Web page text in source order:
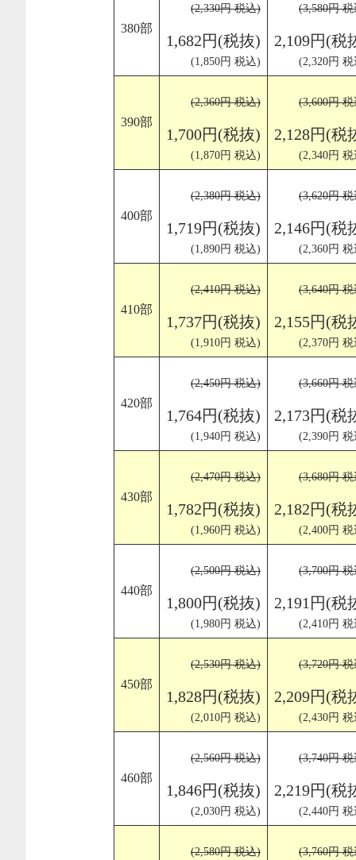
380部
(2,330円 税込)
1,682円(税抜)
(1,850円 税込)
(3,580円
2,109円(税
(2,320円
390部
(2,360円 税込)
1,700円(税抜)
(1,870円 税込)
(3,600円
2,128円(税
(2,340円
400部
(2,380円 税込)
1,719円(税抜)
(1,890円 税込)
(3,620円
2,146円(税
(2,360円
410部
(2,410円 税込)
1,737円(税抜)
(1,910円 税込)
(3,640円
2,155円(税
(2,370円
420部
(2,450円 税込)
1,764円(税抜)
(1,940円 税込)
(3,660円
2,173円(税
(2,390円
430部
(2,470円 税込)
1,782円(税抜)
(1,960円 税込)
(3,680円
2,182円(税
(2,400円
440部
(2,500円 税込)
1,800円(税抜)
(1,980円 税込)
(3,700円
2,191円(税
(2,410円
450部
(2,530円 税込)
1,828円(税抜)
(2,010円 税込)
(3,720円
2,209円(税
(2,430円
460部
(2,560円 税込)
1,846円(税抜)
(2,030円 税込)
(3,740円
2,219円(税
(2,440円
(2,580円 税込) (3,760円